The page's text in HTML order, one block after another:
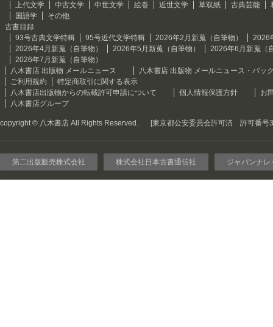
上代文学
中古文学 中世文学 絵巻 近世文学 草双紙 古典芸能
国語学
その他
古書目録
93号古典文学特輯
95号近代文学特輯 2026年2月新蒐（自筆物）
2026
2026年4月新蒐（自筆物）
2026年5月新蒐（自筆物）
2026年6月新蒐（
2026年7月新蒐（自筆物）
八木書店 出版物 メールニュース
八木書店 出版物 メールニュース・バッ
ご利用規約
特定商取引に関する表示
八木書店出版物からの転載許可申請について
個人情報保護方針
お
八木書店グループ
copyright © 八木書店 All Rights Reserved. [東京都公安委員会許可済 許可番号
第二出版販売株式会社 株式会社日本古書通信社 ジャパンナレ